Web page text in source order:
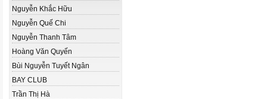
Nguyễn Khắc Hữu
Nguyễn Quế Chi
Nguyễn Thanh Tâm
Hoàng Văn Quyến
Bùi Nguyễn Tuyết Ngân
BAY CLUB
Trần Thị Hà